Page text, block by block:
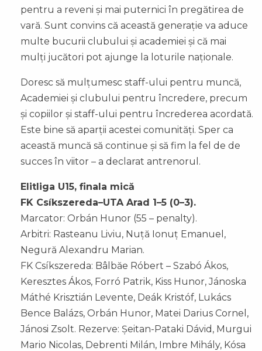
pentru a reveni și mai puternici în pregătirea de
vară. Sunt convins că această generație va aduce
multe bucurii clubului și academiei și că mai
mulți jucători pot ajunge la loturile naționale.
Doresc să mulțumesc staff-ului pentru muncă,
Academiei și clubului pentru încredere, precum
și copiilor și staff-ului pentru încrederea acordată.
Este bine să aparții acestei comunități. Sper ca
această muncă să continue și să fim la fel de de
succes în viitor – a declarat antrenorul.
Elitliga U15, finala mică
FK Csíkszereda–UTA Arad 1–5 (0–3).
Marcator: Orbán Hunor (55 – penalty).
Arbitri: Rasteanu Liviu, Nuță Ionuț Emanuel,
Negură Alexandru Marian.
FK Csíkszereda: Bâlbăe Róbert – Szabó Ákos,
Keresztes Ákos, Forró Patrik, Kiss Hunor, Jánoska
Máthé Krisztián Levente, Deák Kristóf, Lukács
Bence Balázs, Orbán Hunor, Matei Darius Cornel,
Jánosi Zsolt. Rezerve: Șeitan-Pataki Dávid, Murgui
Mario Nicolas, Debrenti Milán, Imbre Mihály, Kósa